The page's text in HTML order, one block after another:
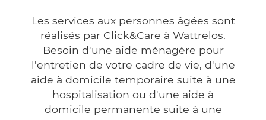
Les services aux personnes âgées sont
réalisés par Click&Care à Wattrelos.
Besoin d'une aide ménagère pour
l'entretien de votre cadre de vie, d'une
aide à domicile temporaire suite à une
hospitalisation ou d'une aide à
domicile permanente suite à une